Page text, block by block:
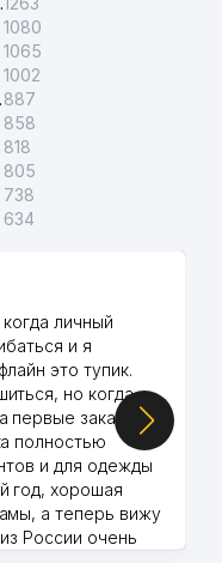
208 м
210 м
210 м
211 м
217 м
1080
1065
1002
ДЕЛАМ887
858
818
805
738
634
личный
и я
это тупик.
но когда
первые заказы,
полностью
и для одежды
год, хорошая
а теперь вижу
России очень